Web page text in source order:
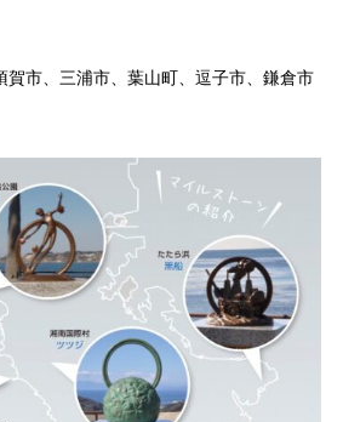
賀市、三浦市、葉山町、逗子市、鎌倉市